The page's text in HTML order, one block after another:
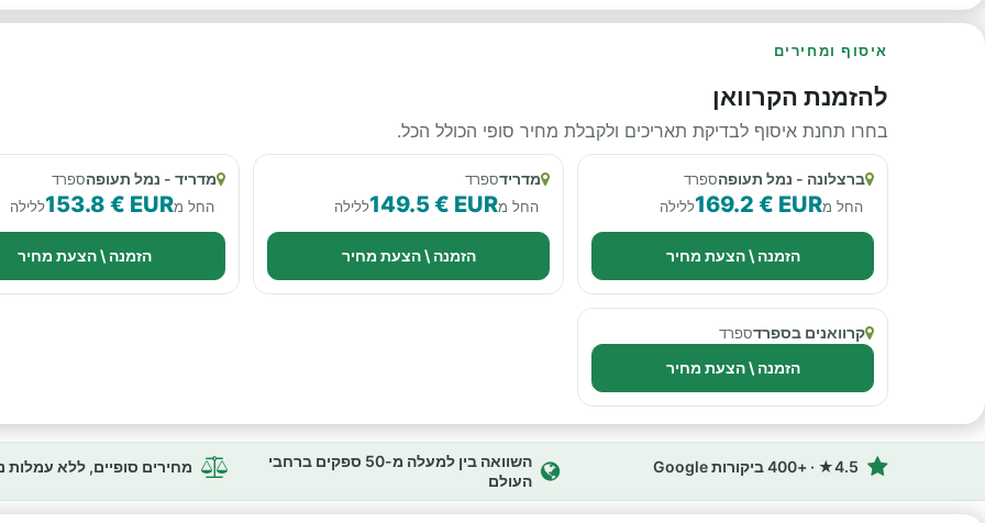
איסוף ומחירים
להזמנת הקרוואן
בחרו תחנת איסוף לבדיקת תאריכים ולקבלת מחיר סופי הכולל הכל.
ברצלונה - נמל תעופהספרד
החל מ169.2 € EURללילה
הזמנה \ הצעת מחיר
מדרידספרד
החל מ149.5 € EURללילה
הזמנה \ הצעת מחיר
מדריד - נמל תעופהספרד
החל מ153.8 € EURללילה
הזמנה \ הצעת מחיר
קרוואנים בספרדספרד
הזמנה \ הצעת מחיר
4.5★ · +400 ביקורות Google
השוואה בין למעלה מ-50 ספקים ברחבי
העולם
מחירים סופיים, ללא עמלות